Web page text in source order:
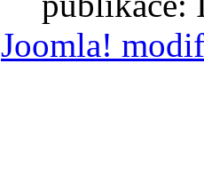
Joomla!